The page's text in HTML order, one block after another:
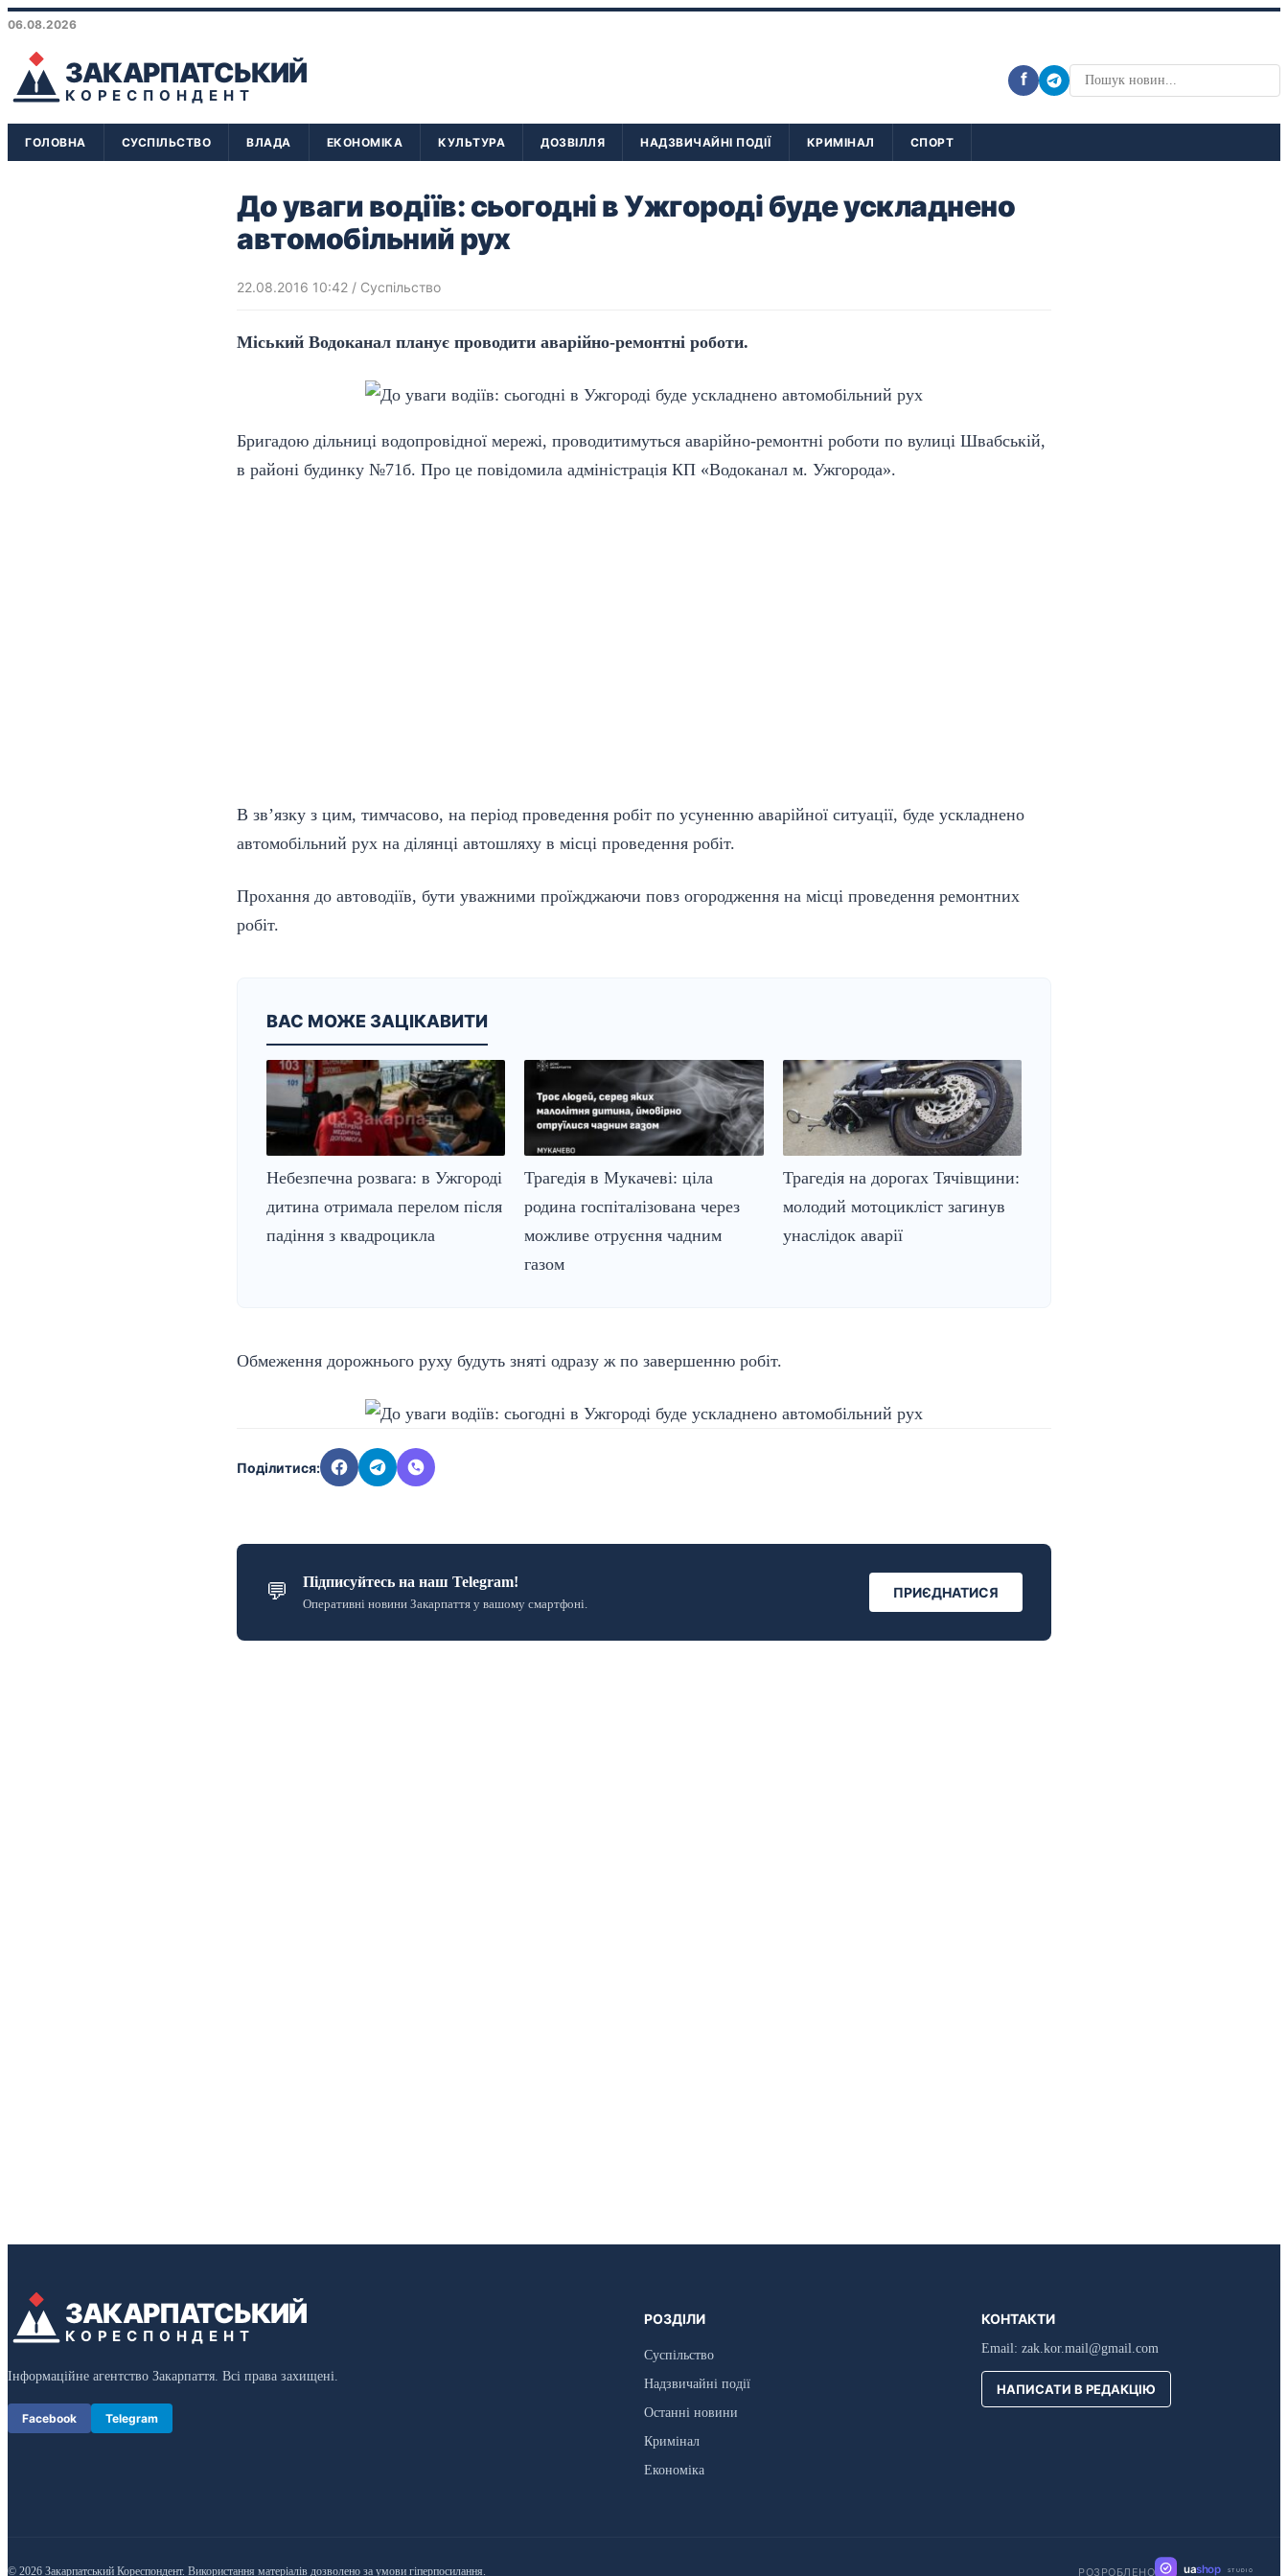
06.08.2026
ЗАКАРПАТСЬКИЙ
КОРЕСПОНДЕНТ
f
ГОЛОВНА СУСПІЛЬСТВО ВЛАДА ЕКОНОМІКА КУЛЬТУРА ДОЗВІЛЛЯ НАДЗВИЧАЙНІ ПОДІЇ КРИМІНАЛ СПОРТ
До уваги водіїв: сьогодні в Ужгороді буде ускладнено
автомобільний рух
22.08.2016 10:42 / Суспільство
Міський Водоканал планує проводити аварійно-ремонтні роботи.
Бригадою дільниці водопровідної мережі, проводитимуться аварійно-ремонтні роботи по вулиці Швабській,
в районі будинку №71б. Про це повідомила адміністрація КП «Водоканал м. Ужгорода».
В зв’язку з цим, тимчасово, на період проведення робіт по усуненню аварійної ситуації, буде ускладнено
автомобільний рух на ділянці автошляху в місці проведення робіт.
Прохання до автоводіїв, бути уважними проїжджаючи повз огородження на місці проведення ремонтних
робіт.
ВАС МОЖЕ ЗАЦІКАВИТИ
Небезпечна розвага: в Ужгороді
дитина отримала перелом після
падіння з квадроцикла
Трагедія в Мукачеві: ціла
родина госпіталізована через
можливе отруєння чадним
газом
Трагедія на дорогах Тячівщини:
молодий мотоцикліст загинув
унаслідок аварії
Обмеження дорожнього руху будуть зняті одразу ж по завершенню робіт.
Поділитися:
💬 Підписуйтесь на наш Telegram!
Оперативні новини Закарпаття у вашому смартфоні.
ПРИЄДНАТИСЯ
ЗАКАРПАТСЬКИЙ
КОРЕСПОНДЕНТ
Інформаційне агентство Закарпаття. Всі права захищені.
Facebook Telegram
РОЗДІЛИ
Суспільство
Надзвичайні події
Останні новини
Кримінал
Економіка
КОНТАКТИ
Email: zak.kor.mail@gmail.com
НАПИСАТИ В РЕДАКЦІЮ
© 2026 Закарпатський Кореспондент. Використання матеріалів дозволено за умови гіперпосилання. РОЗРОБЛЕНО uashop STUDIO